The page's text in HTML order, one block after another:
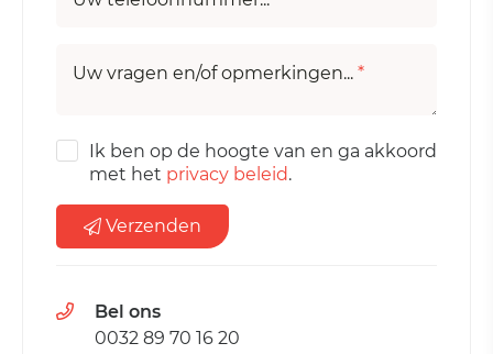
Uw vragen en/of opmerkingen... *
Ik ben op de hoogte van en ga akkoord
met het privacy beleid.
Verzenden
Bel ons
0032 89 70 16 20